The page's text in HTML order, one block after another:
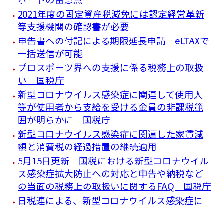
2021年度の固定資産税減免には認定経営革新
等支援機関の確認書が必要
申告書への付記による期限延長申請 eLTAXで
一括送信が可能
プロスポーツ界への支援に係る税務上の取扱
い 国税庁
新型コロナウイルス感染症に関連して使用人
等が使用者から支給を受ける金員の非課税範
囲が明らかに 国税庁
新型コロナウイルス感染症に関連した家賃減
額と消費税の経過措置の継続適用
5月15日更新 国税における新型コロナウイル
ス感染症拡大防止への対応と申告や納税など
の当面の税務上の取扱いに関するFAQ 国税庁
日税連による、新型コロナウイルス感染症に